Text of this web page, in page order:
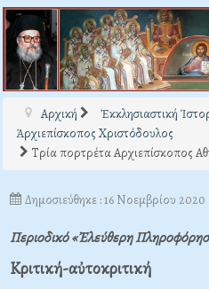
Αρχική
Ἐκκλησιαστική
Ἀρχιεπίσκοπος Χριστόδουλος
Τρία πορτρέτα Αρχιεπίσκοπος
Δημοσιεύθηκε : 16 Νοεμβρίου 2020
Περιοδικό «Ἐλεύθερη
Κριτική-αὐτοκριτική